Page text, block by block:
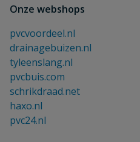
Onze webshops
pvcvoordeel.nl
drainagebuizen.nl
tyleenslang.nl
pvcbuis.com
schrikdraad.net
haxo.nl
pvc24.nl